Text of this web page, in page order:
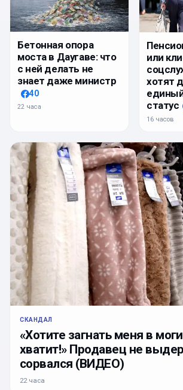
Бетонная опора
моста в Даугаве: что
с ней делать не
знает даже министр
40
22 часа
или
хотят
статус
16 часов
СКАНДАЛ
«Хотите загнать меня в
хватит!» Продавец не
сорвался (ВИДЕО)
22 часа